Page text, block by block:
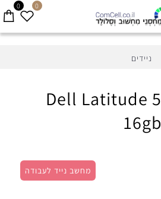
0 0
ניידים
Dell Latitude
מחשב נייד לעבודה